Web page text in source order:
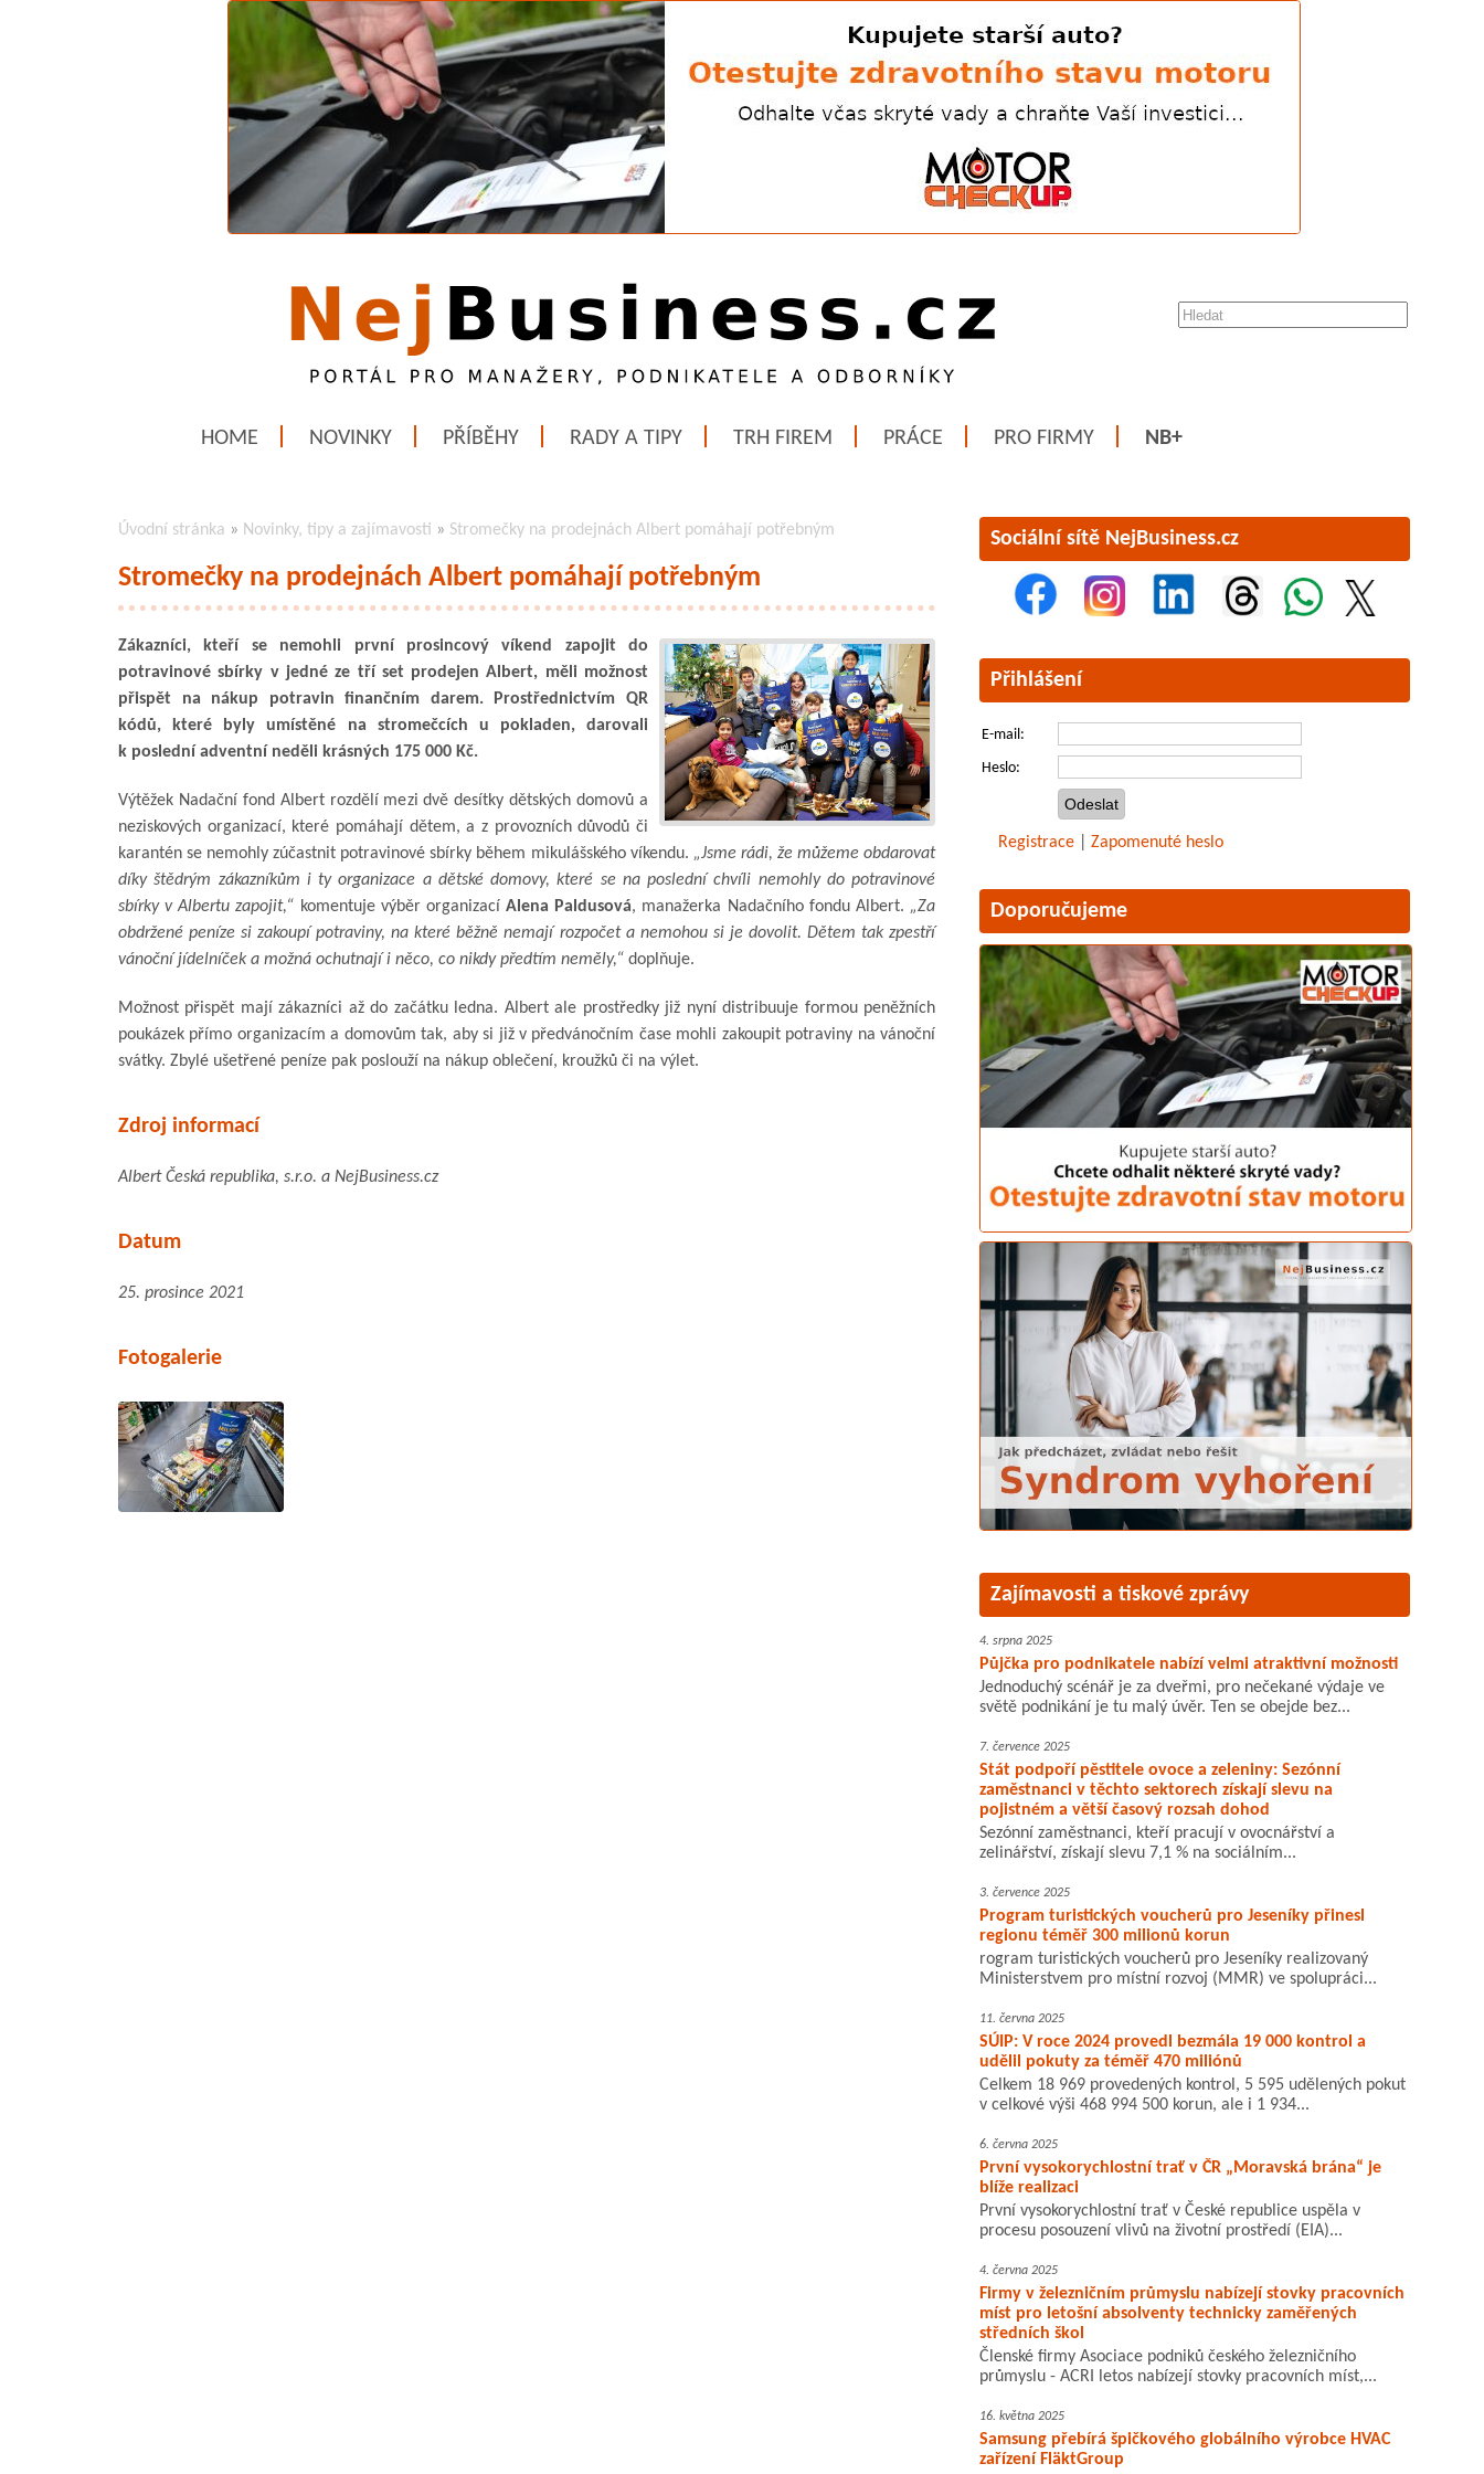
HOME NOVINKY PŘÍBĚHY RADY A TIPY TRH FIREM PRÁCE PRO FIRMY NB+
Úvodní stránka » Novinky, tipy a zajímavosti » Stromečky na prodejnách Albert pomáhají potřebným
Stromečky na prodejnách Albert pomáhají potřebným
Zákazníci, kteří se nemohli první prosincový víkend zapojit do
potravinové sbírky v jedné ze tří set prodejen Albert, měli možnost
přispět na nákup potravin finančním darem. Prostřednictvím QR
kódů, které byly umístěné na stromečcích u pokladen, darovali
k poslední adventní neděli krásných 175 000 Kč.
Výtěžek Nadační fond Albert rozdělí mezi dvě desítky dětských domovů a
neziskových organizací, které pomáhají dětem, a z provozních důvodů či
karantén se nemohly zúčastnit potravinové sbírky během mikulášského víkendu. „Jsme rádi, že můžeme obdarovat
díky štědrým zákazníkům i ty organizace a dětské domovy, které se na poslední chvíli nemohly do potravinové
sbírky v Albertu zapojit,“ komentuje výběr organizacíAlena Paldusová, manažerka Nadačního fondu Albert. „Za
obdržené peníze si zakoupí potraviny, na které běžně nemají rozpočet a nemohou si je dovolit. Dětem tak zpestří
vánoční jídelníček a možná ochutnají i něco, co nikdy předtím neměly,“ doplňuje.
Možnost přispět mají zákazníci až do začátku ledna. Albert ale prostředky již nyní distribuuje formou peněžních
poukázek přímo organizacím a domovům tak, aby si již v předvánočním čase mohli zakoupit potraviny na vánoční
svátky. Zbylé ušetřené peníze pak poslouží na nákup oblečení, kroužků či na výlet.
Zdroj informací
Albert Česká republika, s.r.o. a NejBusiness.cz
Datum
25. prosince 2021
Fotogalerie
Sociální sítě NejBusiness.cz
Přihlášení
E-mail:
Heslo:
Registrace Zapomenuté heslo
Doporučujeme
Zajímavosti a tiskové zprávy
4. srpna 2025
Půjčka pro podnikatele nabízí velmi atraktivní možnosti
Jednoduchý scénář je za dveřmi, pro nečekané výdaje ve
světě podnikání je tu malý úvěr. Ten se obejde bez...
7. července 2025
Stát podpoří pěstitele ovoce a zeleniny: Sezónní
zaměstnanci v těchto sektorech získají slevu na
pojistném a větší časový rozsah dohod
Sezónní zaměstnanci, kteří pracují v ovocnářství a
zelinářství, získají slevu 7,1 % na sociálním...
3. července 2025
Program turistických voucherů pro Jeseníky přinesl
regionu téměř 300 milionů korun
rogram turistických voucherů pro Jeseníky realizovaný
Ministerstvem pro místní rozvoj (MMR) ve spolupráci...
11. června 2025
SÚIP: V roce 2024 provedl bezmála 19 000 kontrol a
udělil pokuty za téměř 470 miliónů
Celkem 18 969 provedených kontrol, 5 595 udělených pokut
v celkové výši 468 994 500 korun, ale i 1 934...
6. června 2025
První vysokorychlostní trať v ČR „Moravská brána“ je
blíže realizaci
První vysokorychlostní trať v České republice uspěla v
procesu posouzení vlivů na životní prostředí (EIA)...
4. června 2025
Firmy v železničním průmyslu nabízejí stovky pracovních
míst pro letošní absolventy technicky zaměřených
středních škol
Členské firmy Asociace podniků českého železničního
průmyslu - ACRI letos nabízejí stovky pracovních míst,...
16. května 2025
Samsung přebírá špičkového globálního výrobce HVAC
zařízení FläktGroup